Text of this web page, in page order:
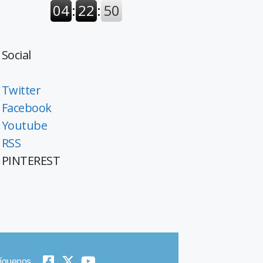
Social
Twitter
Facebook
Youtube
RSS
PINTEREST